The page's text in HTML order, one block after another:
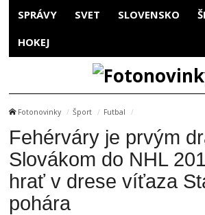
SPRÁVY SVET SLOVENSKO
HOKEJ
Fotonovinky Šport Futbal
Fehérváry je prvým
Slovákom do NHL
hrať v drese víťaza
pohára